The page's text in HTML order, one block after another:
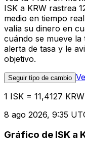
ISK a KRW rastrea
medio en tiempo
valía su dinero en
cuándo se mueve
alerta de tasa y le
objetivo.
Seguir tipo de cambio
1 ISK = 11,4127 KRW
8 ago 2026, 9:35
Gráfico de ISK a